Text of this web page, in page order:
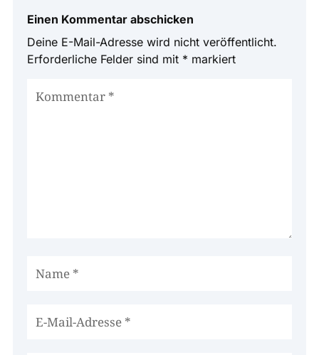
Einen Kommentar abschicken
Deine E-Mail-Adresse wird nicht veröffentlicht.
Erforderliche Felder sind mit * markiert